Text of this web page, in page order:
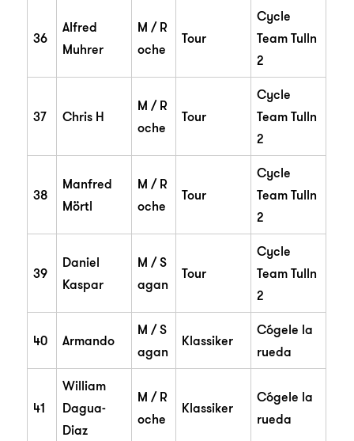
36
Alfred
Muhrer
M / R
oche
Tour
Cycle
Team Tulln
2
37 Chris H
M / R
oche
Tour
Cycle
Team Tulln
2
38
Manfred
Mörtl
M / R
oche
Tour
Cycle
Team Tulln
2
39
Daniel
Kaspar
M / S
agan
Tour
Cycle
Team Tulln
2
40 Armando
M / S
agan
Klassiker
Cógele la
rueda
41
William
Dagua-
Diaz
M / R
oche
Klassiker
Cógele la
rueda